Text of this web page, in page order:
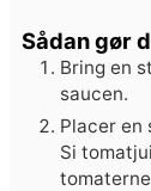
Sådan gør
Bring en
saucen.
Placer en
Si